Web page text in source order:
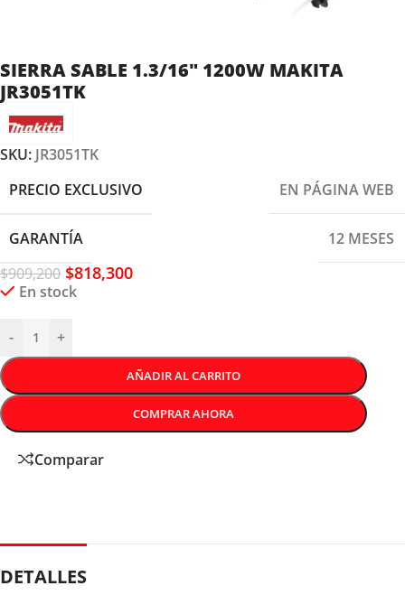
SIERRA SABLE 1.3/16″ 1200W MAKITA
JR3051TK
SKU: JR3051TK
PRECIO EXCLUSIVO
EN PÁGINA WEB
GARANTÍA
12 MESES
$909,200 $818,300
En stock
- +
AÑADIR AL CARRITO
COMPRAR AHORA
Comparar
DETALLES